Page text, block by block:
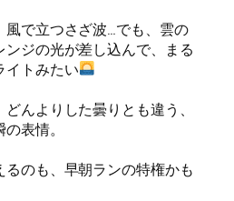
風で立つさざ波…でも、雲の
ジの光が差し込んで、まる
イトみたい
んよりした曇りとも違う、
表情。
るのも、早朝ランの特権かも